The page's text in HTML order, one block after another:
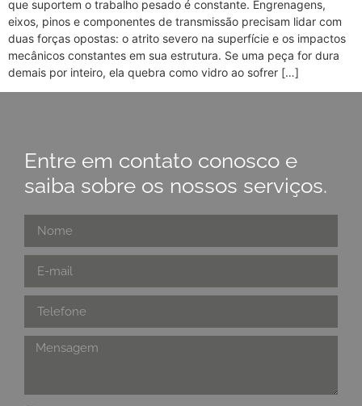
que suportem o trabalho pesado é constante. Engrenagens,
eixos, pinos e componentes de transmissão precisam lidar com
duas forças opostas: o atrito severo na superfície e os impactos
mecânicos constantes em sua estrutura. Se uma peça for dura
demais por inteiro, ela quebra como vidro ao sofrer […]
Entre em contato conosco e
saiba sobre os nossos serviços.